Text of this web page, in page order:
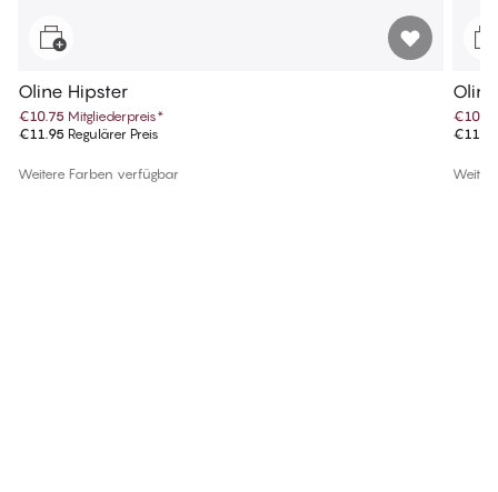
Oline Hipster
€10.75 Mitgliederpreis*
€11.95 Regulärer Preis
Weitere Farben verfügbar
€10.75
€11.95